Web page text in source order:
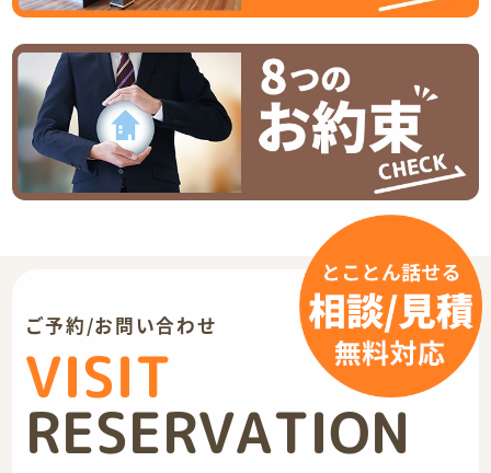
ご予約/お問い合わせ
VISIT
RESERVATION